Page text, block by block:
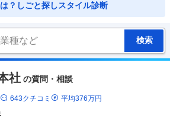
？しごと探しスタイル診断
社 の質問・相談
643クチコミ 平均376万円